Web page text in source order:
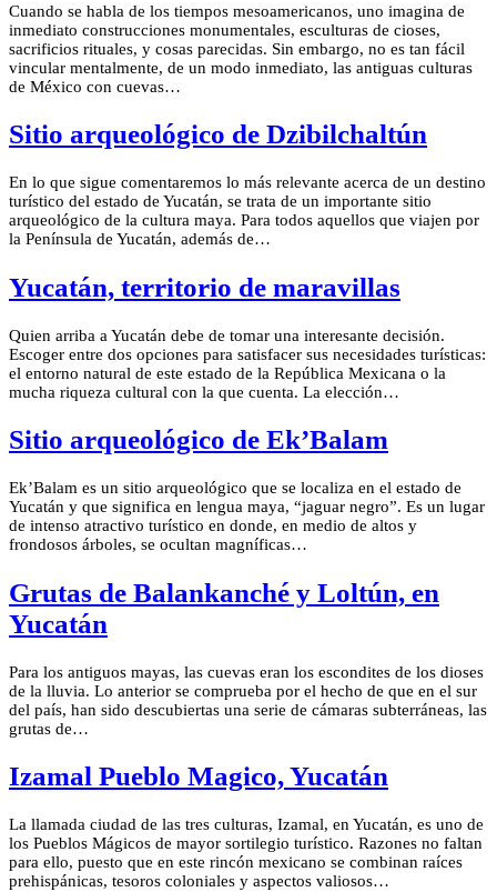
Cuando se habla de los tiempos mesoamericanos, uno imagina de
inmediato construcciones monumentales, esculturas de cioses,
sacrificios rituales, y cosas parecidas. Sin embargo, no es tan fácil
vincular mentalmente, de un modo inmediato, las antiguas culturas
de México con cuevas…
Sitio arqueológico de Dzibilchaltún
En lo que sigue comentaremos lo más relevante acerca de un destino
turístico del estado de Yucatán, se trata de un importante sitio
arqueológico de la cultura maya. Para todos aquellos que viajen por
la Península de Yucatán, además de…
Yucatán, territorio de maravillas
Quien arriba a Yucatán debe de tomar una interesante decisión.
Escoger entre dos opciones para satisfacer sus necesidades turísticas:
el entorno natural de este estado de la República Mexicana o la
mucha riqueza cultural con la que cuenta. La elección…
Sitio arqueológico de Ek’Balam
Ek’Balam es un sitio arqueológico que se localiza en el estado de
Yucatán y que significa en lengua maya, “jaguar negro”. Es un lugar
de intenso atractivo turístico en donde, en medio de altos y
frondosos árboles, se ocultan magníficas…
Grutas de Balankanché y Loltún, en
Yucatán
Para los antiguos mayas, las cuevas eran los escondites de los dioses
de la lluvia. Lo anterior se comprueba por el hecho de que en el sur
del país, han sido descubiertas una serie de cámaras subterráneas, las
grutas de…
Izamal Pueblo Magico, Yucatán
La llamada ciudad de las tres culturas, Izamal, en Yucatán, es uno de
los Pueblos Mágicos de mayor sortilegio turístico. Razones no faltan
para ello, puesto que en este rincón mexicano se combinan raíces
prehispánicas, tesoros coloniales y aspectos valiosos…